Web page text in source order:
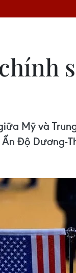
Mỹ và
Độ Dương-